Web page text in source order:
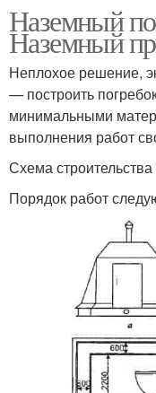
Наземный
Наземный
Неплохое решение,
— построить
минимальными
выполнения работ
Схема
Порядок работ